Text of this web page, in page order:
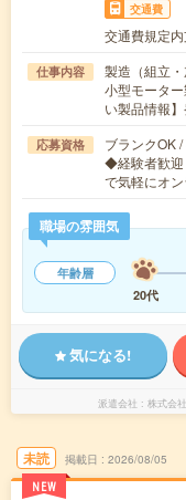
交通費
交通費規定
仕事内容
製造（組立・
小型モータ
い製品情報
応募資格
ブランクOK
◆経験者歓迎
で気軽にオ
職場の雰囲気
年齢層
20代
気になる!
派遣会社 株式会
未読
NEW
掲載日 2026/08/05